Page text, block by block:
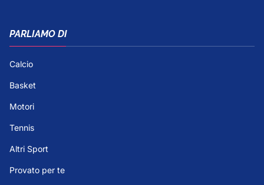
PARLIAMO DI
Calcio
Basket
Motori
Tennis
Altri Sport
Provato per te